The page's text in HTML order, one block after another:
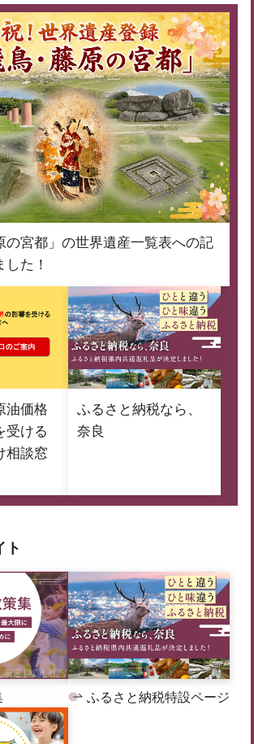
の宮都」の世界遺産一覧表への記
た！
油価格
受ける
相談窓
ふるさと納税なら、
奈良
ト
ふるさと納税特設ページ